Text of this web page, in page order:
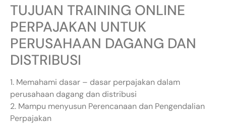
TUJUAN TRAINING ONLINE
PERPAJAKAN UNTUK
PERUSAHAAN DAGANG DAN
DISTRIBUSI
1. Memahami dasar – dasar perpajakan dalam
perusahaan dagang dan distribusi
2. Mampu menyusun Perencanaan dan Pengendalian
Perpajakan